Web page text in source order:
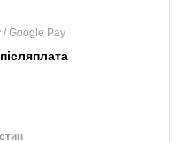
/ Google Pay